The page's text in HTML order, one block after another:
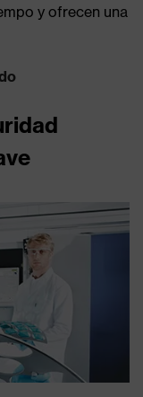
y ofrecen una